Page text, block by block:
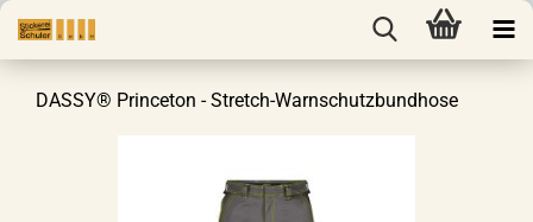
DASSY® Princeton - Stretch-Warnschutzbundhose